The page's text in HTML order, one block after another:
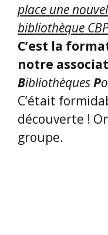
place une
bibliothèque
C’est la
notre
BibliothèquesP
C’était
découverte !
groupe.